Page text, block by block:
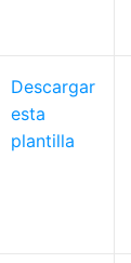
Descargar
esta
plantilla